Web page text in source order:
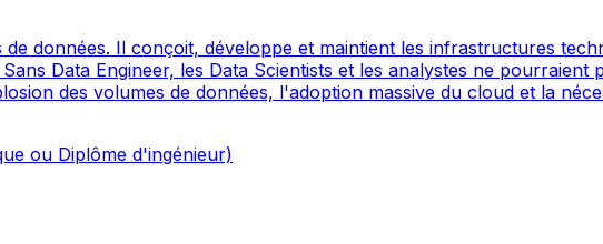
de données. Il conçoit, développe et maintient les infrastructures
Data Engineer, les Data Scientists et les analystes ne
des volumes de données, l'adoption massive du cloud et la
ou Diplôme d'ingénieur)